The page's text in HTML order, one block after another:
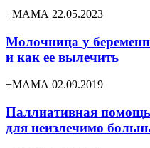
+МАМА 22.05.2023
Молочница у
и как ее вылечить
+МАМА 02.09.2019
Паллиативная
для неизлечимо